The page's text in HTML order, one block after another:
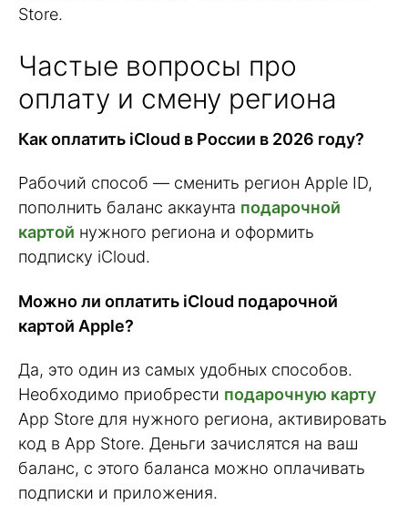
Store.
Частые вопросы про
оплату и смену региона
Как оплатить iCloud в России в 2026 году?
Рабочий способ — сменить регион Apple ID,
пополнить баланс аккаунта подарочной
картой нужного региона и оформить
подписку iCloud.
Можно ли оплатить iCloud подарочной
картой Apple?
Да, это один из самых удобных способов.
Необходимо приобрести подарочную карту
App Store для нужного региона, активировать
код в App Store. Деньги зачислятся на ваш
баланс, с этого баланса можно оплачивать
подписки и приложения.